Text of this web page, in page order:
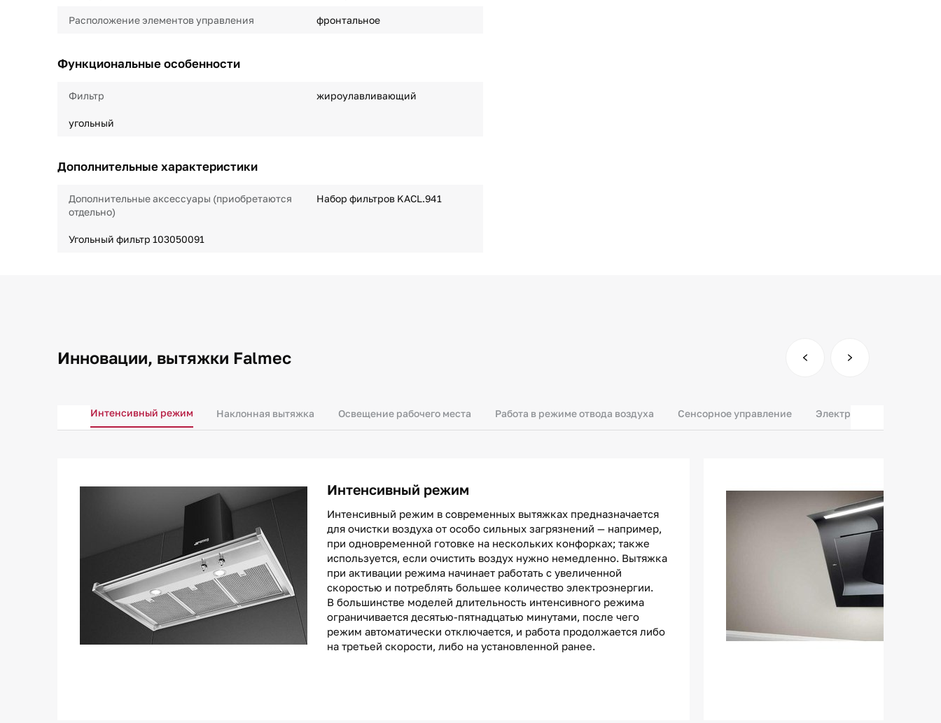
Расположение элементов управления фронтальное
Функциональные особенности
Фильтр жироулавливающий
угольный
Дополнительные характеристики
Дополнительные аксессуары (приобретаются
отдельно)
Набор фильтров KACL.941
Угольный фильтр 103050091
Инновации, вытяжки Falmec
Интенсивный режим Наклонная вытяжка Освещение рабочего места Работа в режиме отвода воздуха Сенсорное управление Электронное управление
Интенсивный режим
Интенсивный режим в современных вытяжках предназначается
для очистки воздуха от особо сильных загрязнений — например,
при одновременной готовке на нескольких конфорках; также
используется, если очистить воздух нужно немедленно. Вытяжка
при активации режима начинает работать с увеличенной
скоростью и потреблять большее количество электроэнергии.
В большинстве моделей длительность интенсивного режима
ограничивается десятью-пятнадцатью минутами, после чего
режим автоматически отключается, и работа продолжается либо
на третьей скорости, либо на установленной ранее.